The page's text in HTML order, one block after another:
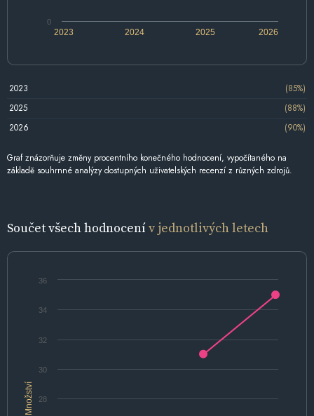
2024 2026
2023 2025
0
2023
(85%)
2025
(88%)
2026
(90%)
Graf znázorňuje změny procentního konečného hodnocení, vypočítaného na
základě souhrnné analýzy dostupných uživatelských recenzí z různých zdrojů.
Součet všech hodnocenív jednotlivých letech
Množství 28
30
32
34
36